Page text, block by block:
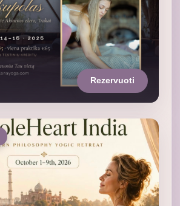
Rezervuoti